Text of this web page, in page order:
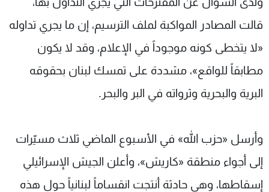
قالت المصادر المواكبة لملف الترسيم، إن ما يجري تداوله
«لا يتخطى كونه موجوداً في الإعلام، وقد لا يكون
مطابقاً للواقع»، مشددة على تمسك لبنان بحقوقه
البرية والبحرية وثرواته في البر والبحر.
وأرسل «حزب الله» في الأسبوع الماضي ثلاث مسيّرات
إلى أجواء منطقة «كاريش»، وأعلن الجيش الإسرائيلي
إسقاطها، وهي حادثة أنتجت انقساماً لبنانياً حول هذه